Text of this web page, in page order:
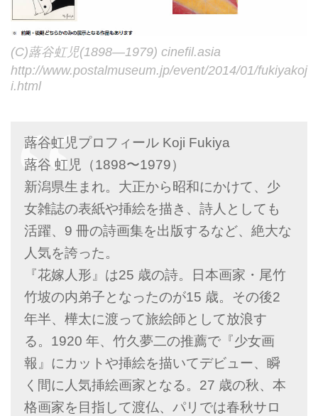
(C)蕗谷虹児(1898―1979) cinefil.asia
http://www.postalmuseum.jp/event/2014/01/fukiyakoj
i.html
蕗谷虹児プロフィール Koji Fukiya
蕗谷 虹児（1898〜1979）
新潟県生まれ。大正から昭和にかけて、少
女雑誌の表紙や挿絵を描き、詩人としても
活躍、9 冊の詩画集を出版するなど、絶大な
人気を誇った。
『花嫁人形』は25 歳の詩。日本画家・尾竹
竹坡の内弟子となったのが15 歳。その後2
年半、樺太に渡って旅絵師として放浪す
る。1920 年、竹久夢二の推薦で『少女画
報』にカットや挿絵を描いてデビュー、瞬
く間に人気挿絵画家となる。27 歳の秋、本
格画家を目指して渡仏、パリでは春秋サロ